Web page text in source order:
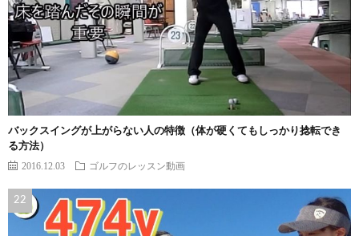
バックスイングが上がらない人の特徴（体が硬くてもしっかり捻転でき
る方法）
2016.12.03 ゴルフのレッスン動画